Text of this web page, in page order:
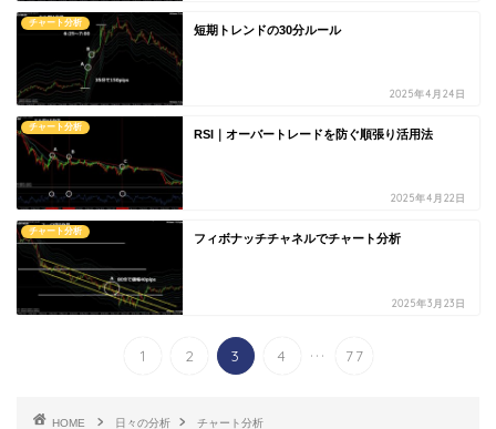
チャート分析
短期トレンドの30分ルール
2025年4月24日
チャート分析
RSI｜オーバートレードを防ぐ順張り活用法
2025年4月22日
チャート分析
フィボナッチチャネルでチャート分析
2025年3月23日
1 2 3 4 ... 77
HOME 日々の分析 チャート分析